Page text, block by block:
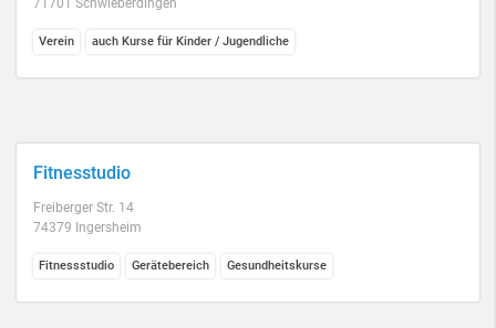
71701 Schwieberdingen
Verein auch Kurse für Kinder / Jugendliche
Fitnesstudio
Freiberger Str. 14
74379 Ingersheim
Fitnessstudio Gerätebereich Gesundheitskurse